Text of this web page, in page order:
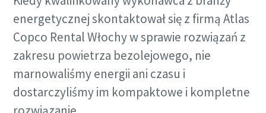
energetycznej skontaktował się z firmą Atlas
Copco Rental Włochy w sprawie rozwiązań z
zakresu powietrza bezolejowego, nie
marnowaliśmy energii ani czasu i
dostarczyliśmy im kompaktowe i kompletne